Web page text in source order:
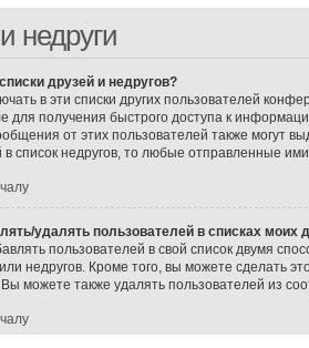
недруги
друзей и недругов?
в эти списки других пользователей
для получения быстрого доступа к
от этих пользователей также могут
в список недругов, то любые отправленные
удалять пользователей в списках моих
пользователей в свой список двумя
недругов. Кроме того, вы можете сделать
можете также удалять пользователей из